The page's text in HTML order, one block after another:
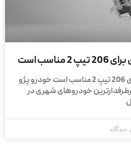
است
چه روغن موتوری برای 206 تیپ 2 مناسب است خودرو پژو
از پرطرفدارترین خودروهای شهری در
دیدگاه